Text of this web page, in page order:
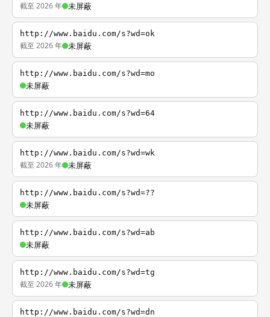
截至 2026 年 未屏蔽
http://www.baidu.com/s?wd=ok
截至 2026 年 未屏蔽
http://www.baidu.com/s?wd=mo
未屏蔽
http://www.baidu.com/s?wd=64
未屏蔽
http://www.baidu.com/s?wd=wk
截至 2026 年 未屏蔽
http://www.baidu.com/s?wd=??
未屏蔽
http://www.baidu.com/s?wd=ab
未屏蔽
http://www.baidu.com/s?wd=tg
截至 2026 年 未屏蔽
http://www.baidu.com/s?wd=dn